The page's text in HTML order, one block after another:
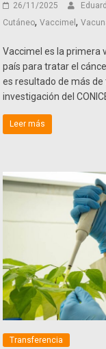
26/11/2025
Cutáneo,Vaccimel,
Vaccimel es la primera
país para tratar el
es resultado de más
investigación del
Leer más
Transferencia